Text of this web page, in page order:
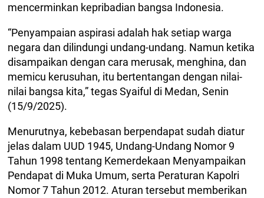
mencerminkan kepribadian bangsa Indonesia.
“Penyampaian aspirasi adalah hak setiap warga
negara dan dilindungi undang-undang. Namun ketika
disampaikan dengan cara merusak, menghina, dan
memicu kerusuhan, itu bertentangan dengan nilai-
nilai bangsa kita,” tegas Syaiful di Medan, Senin
(15/9/2025).
Menurutnya, kebebasan berpendapat sudah diatur
jelas dalam UUD 1945, Undang-Undang Nomor 9
Tahun 1998 tentang Kemerdekaan Menyampaikan
Pendapat di Muka Umum, serta Peraturan Kapolri
Nomor 7 Tahun 2012. Aturan tersebut memberikan